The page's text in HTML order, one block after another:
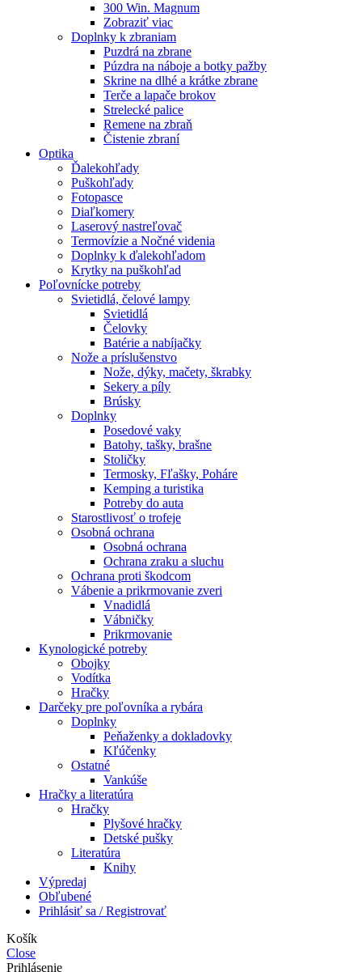
300 Win. Magnum
Zobraziť viac
Doplnky k zbraniam
Puzdrá na zbrane
Púzdra na náboje a botky pažby
Skrine na dlhé a krátke zbrane
Terče a lapače brokov
Strelecké palice
Remene na zbraň
Čistenie zbraní
Optika
Ďalekohľady
Puškohľady
Fotopasce
Diaľkomery
Laserový nastreľovač
Termovízie a Nočné videnia
Doplnky k ďalekohľadom
Krytky na puškohľad
Poľovnícke potreby
Svietidlá, čelové lampy
Svietidlá
Čelovky
Batérie a nabíjačky
Nože a príslušenstvo
Nože, dýky, mačety, škrabky
Sekery a píly
Brúsky
Doplnky
Posedové vaky
Batohy, tašky, brašne
Stoličky
Termosky, Fľašky, Poháre
Kemping a turistika
Potreby do auta
Starostlivosť o trofeje
Osobná ochrana
Osobná ochrana
Ochrana zraku a sluchu
Ochrana proti škodcom
Vábenie a prikrmovanie zveri
Vnadidlá
Vábničky
Prikrmovanie
Kynologické potreby
Obojky
Vodítka
Hračky
Darčeky pre poľovníka a rybára
Doplnky
Peňaženky a dokladovky
Kľúčenky
Ostatné
Vankúše
Hračky a literatúra
Hračky
Plyšové hračky
Detské pušky
Literatúra
Knihy
Výpredaj
Obľubené
Prihlásiť sa / Registrovať
Košík
Close
Prihlásenie